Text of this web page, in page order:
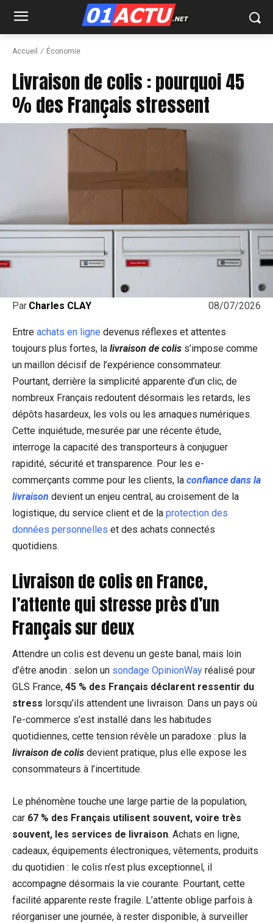
Accueil Économie
Livraison de colis : pourquoi 45
% des Français stressent
08/07/2026
Par Charles CLAY
Entre achats en ligne devenus réflexes et attentes
toujours plus fortes, la livraison de colis s’impose comme
un maillon décisif de l’expérience consommateur.
Pourtant, derrière la simplicité apparente d’un clic, de
nombreux Français redoutent désormais les retards, les
dépôts hasardeux, les vols ou les arnaques numériques.
Cette inquiétude, mesurée par une récente étude,
interroge la capacité des transporteurs à conjuguer
rapidité, sécurité et transparence. Pour les e-
commerçants comme pour les clients, la confiance dans la
livraison devient un enjeu central, au croisement de la
logistique, du service client et de la protection des
données personnelles et des achats connectés
quotidiens.
Livraison de colis en France,
l’attente qui stresse près d’un
Français sur deux
Attendre un colis est devenu un geste banal, mais loin
d’être anodin : selon un sondage OpinionWay réalisé pour
GLS France, 45 % des Français déclarent ressentir du
stress lorsqu’ils attendent une livraison. Dans un pays où
l’e-commerce s’est installé dans les habitudes
quotidiennes, cette tension révèle un paradoxe : plus la
livraison de colis devient pratique, plus elle expose les
consommateurs à l’incertitude.
Le phénomène touche une large partie de la population,
car 67 % des Français utilisent souvent, voire très
souvent, les services de livraison. Achats en ligne,
cadeaux, équipements électroniques, vêtements, produits
du quotidien : le colis n’est plus exceptionnel, il
accompagne désormais la vie courante. Pourtant, cette
facilité apparente reste fragile. L’attente oblige parfois à
réorganiser une journée, à rester disponible, à surveiller